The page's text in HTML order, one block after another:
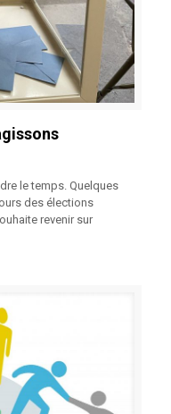
le temps. Quelques
des élections
revenir sur